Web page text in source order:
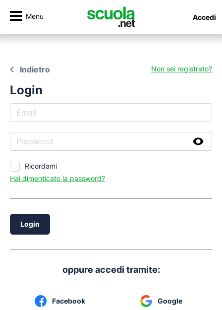
Menu Accedi
Indietro Non sei registrato?
Login
Ricordami
Hai dimenticato la password?
Login
oppure accedi tramite:
Facebook Google